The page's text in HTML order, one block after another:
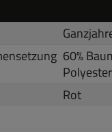
60%
Polyester
Rot